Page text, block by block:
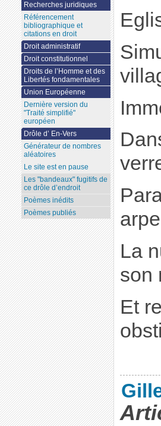
La
son
Et
Recherches juridiques
Référencement
bibliographique et
citations en droit
Droit administratif
Droit constitutionnel
Droits de l’Homme et des
Libertés fondamentales
Union Européenne
Dernière version du
"Traité simplifié"
européen
Drôle d’ En-Vers
Générateur de nombres
aléatoires
Le site est en pause
Les "bandeaux" fugitifs de
ce drôle d’endroit
Poèmes inédits
Poèmes publiés